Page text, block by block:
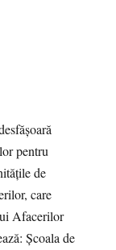
pentru
de
care
Afacerilor
Şcoala de